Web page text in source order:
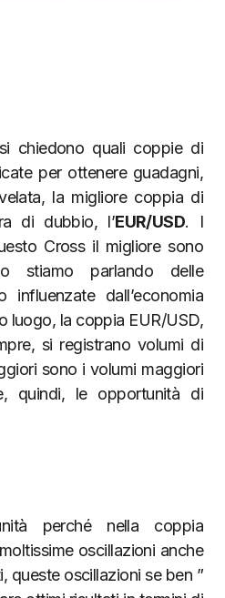
chiedono quali coppie di
per ottenere guadagni,
la migliore coppia di
di dubbio, l’EUR/USD. I
Cross il migliore sono
stiamo parlando delle
dall’economia
luogo, la coppia EUR/USD,
si registrano volumi di
sono i volumi maggiori
quindi, le opportunità di
perché nella coppia
oscillazioni anche
queste oscillazioni se ben ”